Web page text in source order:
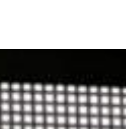
Zuweisungen, die